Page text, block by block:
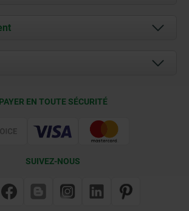
nous
PAYER EN TOUTE SÉCURITÉ
SUIVEZ-NOUS